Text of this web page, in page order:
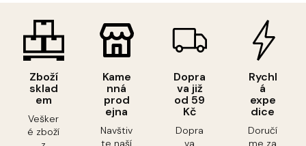
Zboží
sklad
em
Vešker
é zboží
Kame
nná
prod
ejna
Navštiv
te naší
Dopra
va již
od 59
Kč
Dopra
va
Rychl
á
expe
dice
Doručí
me za